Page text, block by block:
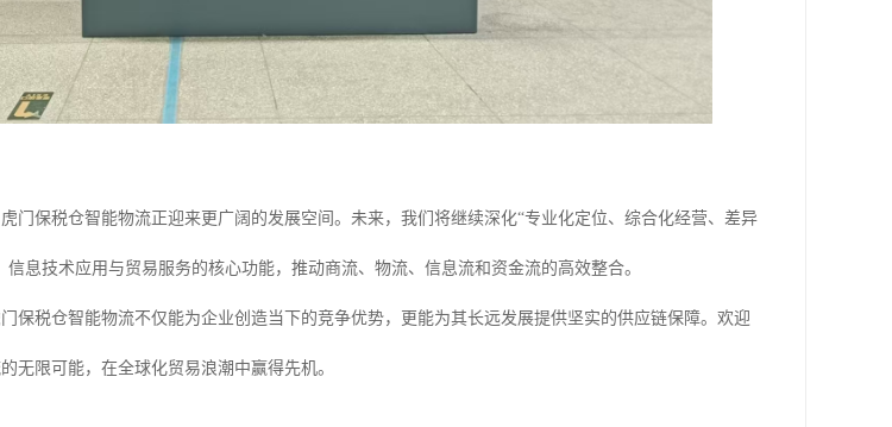
门保税仓智能物流正迎来更广阔的发展空间。未来，我们将继续深化“专业化定位、综合化经营、差异
息技术应用与贸易服务的核心功能，推动商流、物流、信息流和资金流的高效整合。
保税仓智能物流不仅能为企业创造当下的竞争优势，更能为其长远发展提供坚实的供应链保障。欢迎
无限可能，在全球化贸易浪潮中赢得先机。